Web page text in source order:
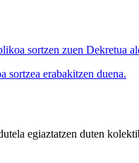
sortzen zuen Dekretua
erabakitzen duena.
egiaztatzen duten